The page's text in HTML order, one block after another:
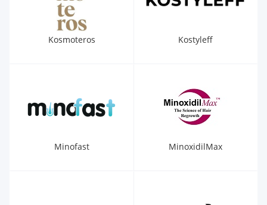
Kosmoteros Kostyleff
Minofast MinoxidilMax